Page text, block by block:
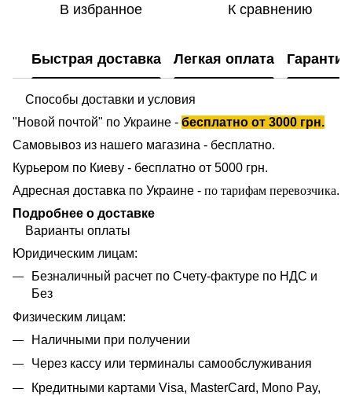
В избранное К сравнению
Быстрая доставка Легкая оплата Гарантия
Способы доставки и условия
"Новой почтой" по Украине - бесплатно от 3000 грн.
Самовывоз из нашего магазина - бесплатно.
Курьером по Киеву - бесплатно от 5000 грн.
Адресная доставка по Украине - по тарифам перевозчика.
Подробнее о доставке
Варианты оплаты
Юридическим лицам:
Безналичный расчет по Счету-фактуре по НДС и
Без
Физическим лицам:
Наличными при получении
Через кассу или терминалы самообслуживания
Кредитными картами Visa, MasterCard, Mono Pay,